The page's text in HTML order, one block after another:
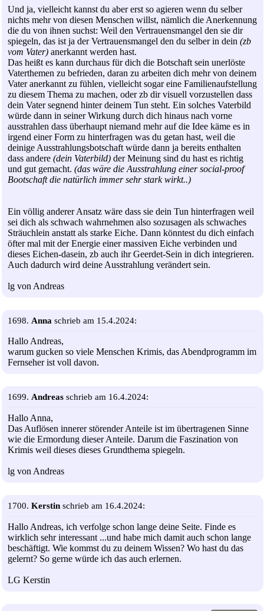
Und ja, vielleicht kannst du aber erst so agieren wenn du selber
nichts mehr von diesen Menschen willst, nämlich die Anerkennung
die du von ihnen suchst: Weil den Vertrauensmangel den sie dir
spiegeln, das ist ja der Vertrauensmangel den du selber in dein (zb
vom Vater) anerkannt werden hast.
Das heißt es kann durchaus für dich die Botschaft sein unerlöste
Vaterthemen zu befrieden, daran zu arbeiten dich mehr von deinem
Vater anerkannt zu fühlen, vielleicht sogar eine Familienaufstellung
zu diesem Thema zu machen, oder zb dir visuell vorzustellen dass
dein Vater segnend hinter deinem Tun steht. Ein solches Vaterbild
würde dann in seiner Wirkung durch dich hinaus nach vorne
ausstrahlen dass überhaupt niemand mehr auf die Idee käme es in
irgend einer Form zu hinterfragen was du getan hast, weil die
deinige Ausstrahlungsbotschaft würde dann ja bereits enthalten
dass andere (dein Vaterbild) der Meinung sind du hast es richtig
und gut gemacht. (das wäre die Ausstrahlung einer social-proof
Bootschaft die natürlich immer sehr stark wirkt..)
Ein völlig anderer Ansatz wäre dass sie dein Tun hinterfragen weil
sei dich als schwach wahrnehmen also sozusagen als schwaches
Sträuchlein anstatt als starke Eiche. Dann könntest du dich einfach
öfter mal mit der Energie einer massiven Eiche verbinden und
dieses Eichen-dasein, zb auch ihr Geerdet-Sein in dich integrieren.
Auch dadurch wird deine Ausstrahlung verändert sein.
lg von Andreas
1698. Anna schrieb am 15.4.2024:
Hallo Andreas,
warum gucken so viele Menschen Krimis, das Abendprogramm im
Fernseher ist voll davon.
1699. Andreas schrieb am 16.4.2024:
Hallo Anna,
Das Auflösen innerer störender Anteile ist im übertragenen Sinne
wie die Ermordung dieser Anteile. Darum die Faszination von
Krimis weil dieses dieses Grundthema spiegeln.
lg von Andreas
1700. Kerstin schrieb am 16.4.2024:
Hallo Andreas, ich verfolge schon lange deine Seite. Finde es
wirklich sehr interessant ...und habe mich damit auch schon lange
beschäftigt. Wie kommst du zu deinem Wissen? Wo hast du das
gelernt? So gerne würde ich das auch erlernen.
LG Kerstin